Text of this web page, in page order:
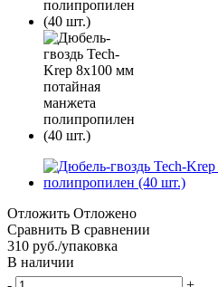
Отложить Отложено
Сравнить В сравнении
310 руб./упаковка
В наличии